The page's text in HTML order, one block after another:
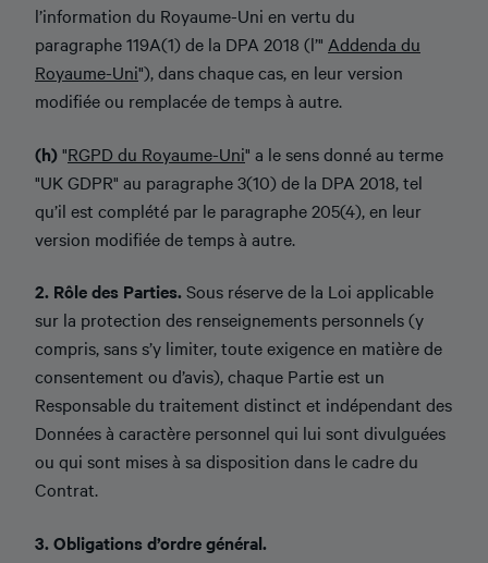
l’information du Royaume-Uni en vertu du
paragraphe 119A(1) de la DPA 2018 (l’" Addenda du
Royaume-Uni"), dans chaque cas, en leur version
modifiée ou remplacée de temps à autre.
(h)"RGPD du Royaume-Uni" a le sens donné au terme
"UK GDPR" au paragraphe 3(10) de la DPA 2018, tel
qu’il est complété par le paragraphe 205(4), en leur
version modifiée de temps à autre.
2. Rôle des Parties.Sous réserve de la Loi applicable
sur la protection des renseignements personnels (y
compris, sans s’y limiter, toute exigence en matière de
consentement ou d’avis), chaque Partie est un
Responsable du traitement distinct et indépendant des
Données à caractère personnel qui lui sont divulguées
ou qui sont mises à sa disposition dans le cadre du
Contrat.
3. Obligations d’ordre général.